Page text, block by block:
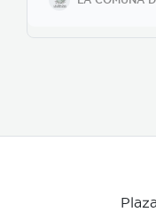
para los actores con